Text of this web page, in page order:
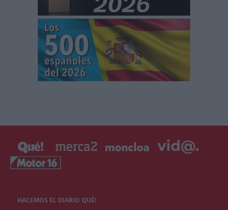
HACEMOS EL DIARIO QUÉ!